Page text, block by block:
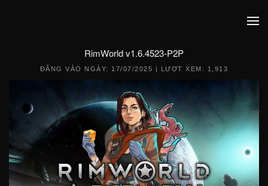
RimWorld v1.6.4523-P2P
ĐĂNG VÀO NGÀY: 17/07/2025 | LƯỢT XEM: 1,913